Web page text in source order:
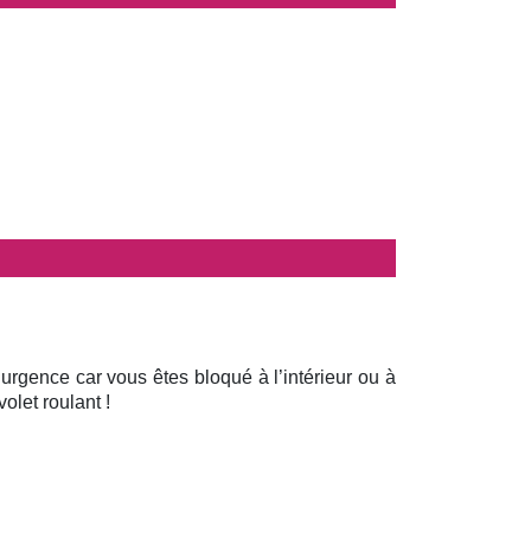
car vous êtes bloqué à l’intérieur ou à
roulant !